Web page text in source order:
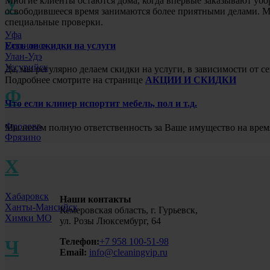
У
Уфа
Ульяновск
Улан-Удэ
Уссурийск
Ф
Фролово
Фрязино
Х
Хабаровск
Ханты-Мансийск
Химки МО
Ч
освободившееся время занимаются более приятными делами.
специальные проверки.
Есть ли скидки на услуги
Да, мы регулярно делаем скидки на услуги, в зависимости
Подробнее смотрите на странице АКЦИИ И СКИДКИ
Что если клинер испортит мебель, пол и т.д.
Мы несём полную ответственность за Ваше имущество на
Наши контакты
Кемеровская область, г. Гурьевск,
ул. Розы Люксембург, 64
Телефон:+7 958 100-51-98
Email: info@cleaningvip.ru